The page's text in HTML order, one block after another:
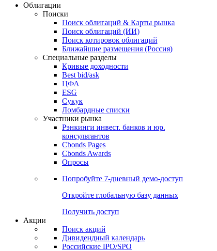
Облигации
Поиски
Поиск облигаций & Карты рынка
Поиск облигаций (ИИ)
Поиск котировок облигаций
Ближайшие размещения (Россия)
Специальные разделы
Кривые доходности
Best bid/ask
ЦФА
ESG
Сукук
Ломбардные списки
Участники рынка
Рэнкинги инвест. банков и юр.
консультантов
Cbonds Pages
Cbonds Awards
Опросы
Попробуйте 7-дневный демо-доступ
Откройте глобальную базу данных
Получить доступ
Акции
Поиск акций
Дивидендный календарь
Российские IPO/SPO